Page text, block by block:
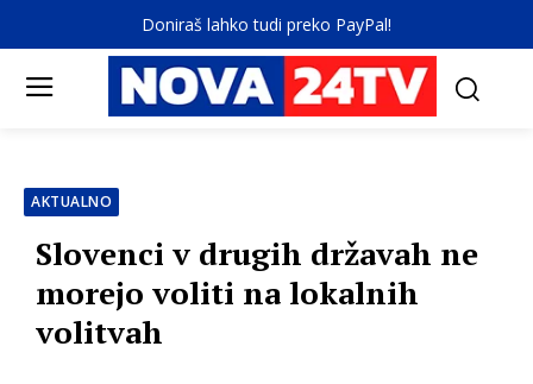
Doniraš lahko tudi preko PayPal!
AKTUALNO
Slovenci v drugih državah ne
morejo voliti na lokalnih
volitvah